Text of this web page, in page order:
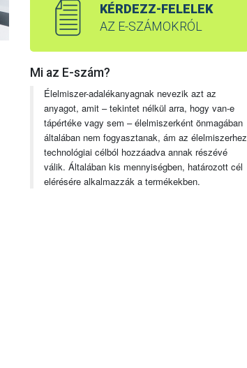
KÉRDEZZ-FELELEK
AZ E-SZÁMOKRÓL
Mi az E-szám?
Élelmiszer-adalékanyagnak nevezik azt az
anyagot, amit – tekintet nélkül arra, hogy van-e
tápértéke vagy sem – élelmiszerként önmagában
általában nem fogyasztanak, ám az élelmiszerhez
technológiai célból hozzáadva annak részévé
válik. Általában kis mennyiségben, határozott cél
elérésére alkalmazzák a termékekben.